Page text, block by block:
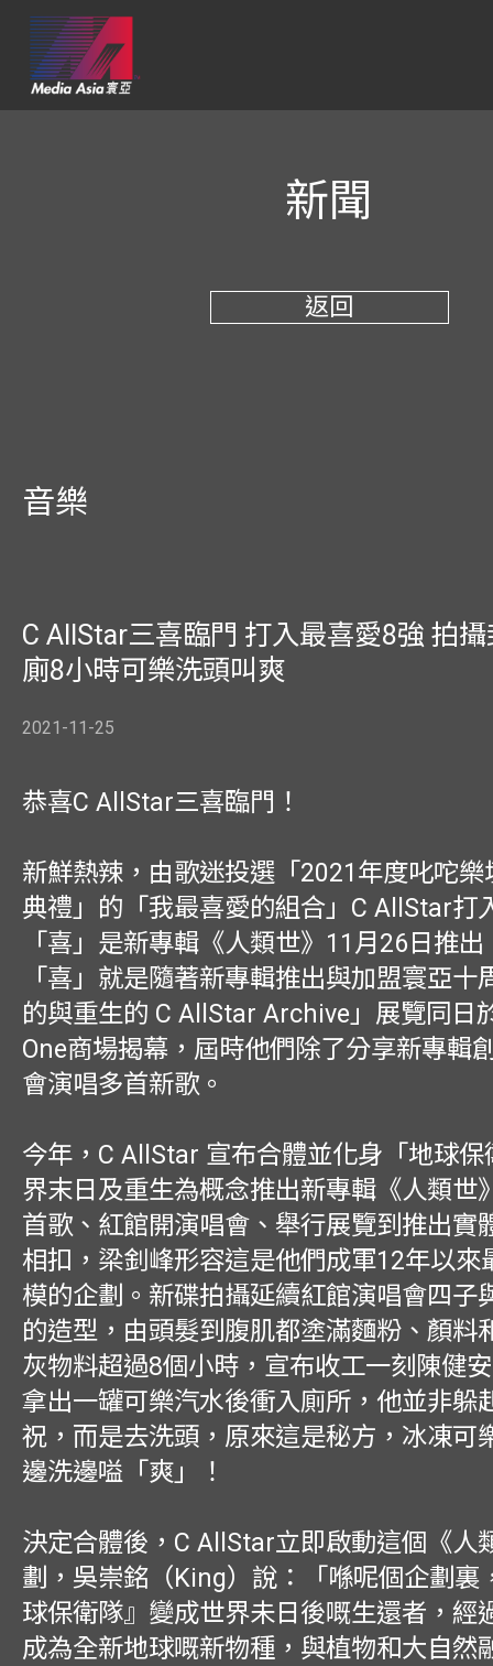
新聞
返回
音樂
C AllStar三喜臨門 打入最喜愛8強 拍
廁8小時可樂洗頭叫爽
2021-11-25
恭喜C AllStar三喜臨門！
新鮮熱辣，由歌迷投選「2021年度叱咜
典禮」的「我最喜愛的組合」C AllStar打
「喜」是新專輯《人類世》11月26日推
「喜」就是隨著新專輯推出與加盟寰亞十
的與重生的 C AllStar Archive」展覽同日
One商場揭幕，屆時他們除了分享新專輯
會演唱多首新歌。
今年，C AllStar 宣布合體並化身「地球
界末日及重生為概念推出新專輯《人類世
首歌、紅館開演唱會、舉行展覽到推出實
相扣，梁釗峰形容這是他們成軍12年以來
模的企劃。新碟拍攝延續紅館演唱會四子
的造型，由頭髮到腹肌都塗滿麵粉、顏料
灰物料超過8個小時，宣布收工一刻陳健
拿出一罐可樂汽水後衝入廁所，他並非躲
祝，而是去洗頭，原來這是秘方，冰凍可
邊洗邊嗌「爽」！
決定合體後，C AllStar立即啟動這個《人
劃，吳崇銘（King）說：「喺呢個企劃裏
球保衛隊』變成世界未日後嘅生還者，經
成為全新地球嘅新物種，與植物和大自然